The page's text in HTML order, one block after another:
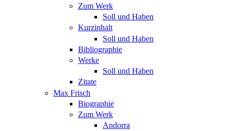
Zum Werk
Soll und Haben
Kurzinhalt
Soll und Haben
Bibliographie
Werke
Soll und Haben
Zitate
Max Frisch
Biographie
Zum Werk
Andorra